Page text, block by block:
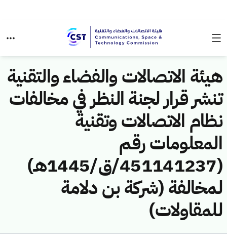
هيئة الاتصالات والفضاء والتقنية
تنشر قرار لجنة النظر في مخالفات
نظام الاتصالات وتقنية
المعلومات رقم
(451141237/ق/1445هـ)
لمخالفة (شركة بن دلامة
للمقاولات)